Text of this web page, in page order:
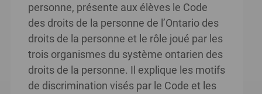
personne, présente aux élèves le Code
des droits de la personne de l’Ontario des
droits de la personne et le rôle joué par les
trois organismes du système ontarien des
droits de la personne. Il explique les motifs
de discrimination visés par le Code et les